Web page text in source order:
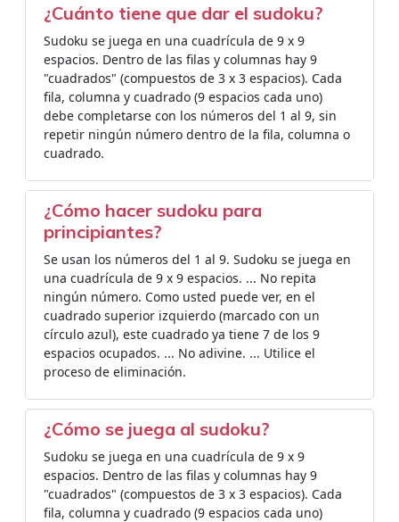
¿Cuánto tiene que dar el sudoku?
Sudoku se juega en una cuadrícula de 9 x 9
espacios. Dentro de las filas y columnas hay 9
"cuadrados" (compuestos de 3 x 3 espacios). Cada
fila, columna y cuadrado (9 espacios cada uno)
debe completarse con los números del 1 al 9, sin
repetir ningún número dentro de la fila, columna o
cuadrado.
¿Cómo hacer sudoku para
principiantes?
Se usan los números del 1 al 9. Sudoku se juega en
una cuadrícula de 9 x 9 espacios. ... No repita
ningún número. Como usted puede ver, en el
cuadrado superior izquierdo (marcado con un
círculo azul), este cuadrado ya tiene 7 de los 9
espacios ocupados. ... No adivine. ... Utilice el
proceso de eliminación.
¿Cómo se juega al sudoku?
Sudoku se juega en una cuadrícula de 9 x 9
espacios. Dentro de las filas y columnas hay 9
"cuadrados" (compuestos de 3 x 3 espacios). Cada
fila, columna y cuadrado (9 espacios cada uno)